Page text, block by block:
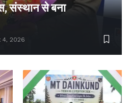
संस्थान से बना
4, 2026